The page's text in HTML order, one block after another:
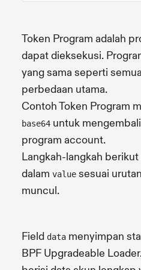
Token Program adalah
dapat dieksekusi.
yang sama seperti semua
perbedaan utama.
Contoh Token Program
base64 untuk
program account.
Langkah-langkah
dalam value sesuai
muncul.
Field data menyimpan
BPF Upgradeable